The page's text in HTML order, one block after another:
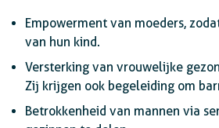
Empowerment van moeders,
van hun kind.
Versterking van vrouwelijke
Zij krijgen ook begeleiding om
Betrokkenheid van mannen via